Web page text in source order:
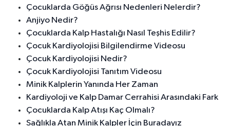
Çocuklarda Göğüs Ağrısı Nedenleri Nelerdir?
Anjiyo Nedir?
Çocuklarda Kalp Hastalığı Nasıl Teşhis Edilir?
Çocuk Kardiyolojisi Bilgilendirme Videosu
Çocuk Kardiyolojisi Nedir?
Çocuk Kardiyolojisi Tanıtım Videosu
Minik Kalplerin Yanında Her Zaman
Kardiyoloji ve Kalp Damar Cerrahisi Arasındaki Fark
Çocuklarda Kalp Atışı Kaç Olmalı?
Sağlıkla Atan Minik Kalpler İçin Buradayız